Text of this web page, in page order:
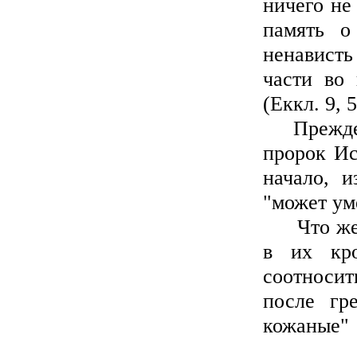
ничего
память
части во
(Еккл. 9,
Прежде
пророк
начало,
"может
Что же
в их
после
кожаные"